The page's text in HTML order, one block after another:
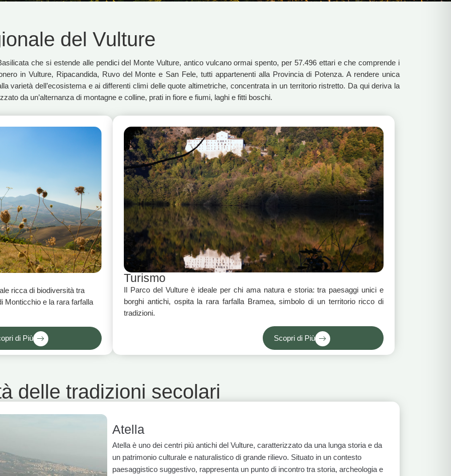
del Vulture
che si estende alle pendici del Monte Vulture, antico vulcano ormai spento, per 57.496 ettari e che comprende i
in Vulture, Ripacandida, Ruvo del Monte e San Fele, tutti appartenenti alla Provincia di Potenza. A rendere unica
varietà dell’ecosistema e ai differenti climi delle quote altimetriche, concentrata in un territorio ristretto. Da qui deriva la
da un’alternanza di montagne e colline, prati in fiore e fiumi, laghi e fitti boschi.
ricca di biodiversità tra
Monticchio e la rara farfalla
di Più
Turismo
Il Parco del Vulture è ideale per chi ama natura e storia: tra paesaggi unici e
borghi antichi, ospita la rara farfalla Bramea, simbolo di un territorio ricco di
tradizioni.
Scopri di Più
delle tradizioni secolari
Atella
Atella è uno dei centri più antichi del Vulture, caratterizzato da una lunga storia e da
un patrimonio culturale e naturalistico di grande rilievo. Situato in un contesto
paesaggistico suggestivo, rappresenta un punto di incontro tra storia, archeologia e